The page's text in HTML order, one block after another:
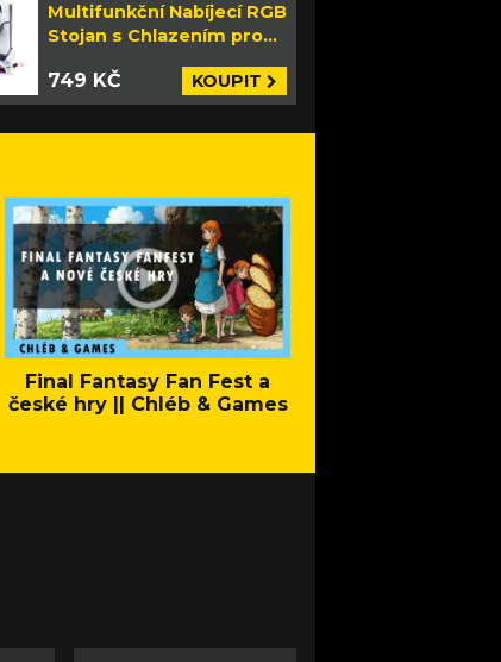
Multifunkční Nabíjecí RGB
Stojan s Chlazením pro
749 KČ KOUPIT
Final Fantasy Fan Fest a
české hry || Chléb & Games